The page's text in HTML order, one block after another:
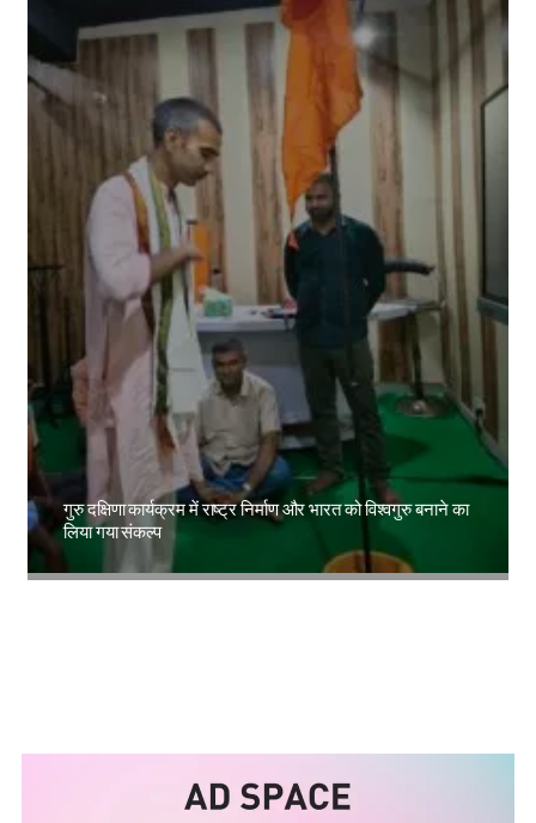
गुरु दक्षिणा कार्यक्रम में राष्ट्र निर्माण और भारत को विश्वगुरु बनाने का
लिया गया संकल्प